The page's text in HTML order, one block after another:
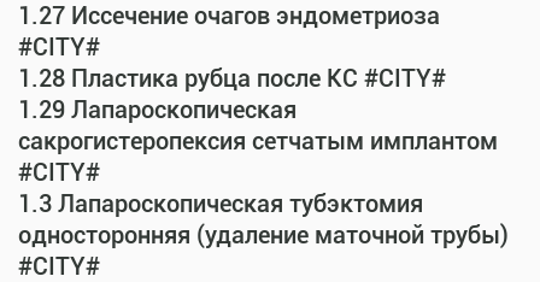
1.27 Иссечение очагов эндометриоза
#CITY#
1.28 Пластика рубца после КС #CITY#
1.29 Лапароскопическая
сакрогистеропексия сетчатым имплантом
#CITY#
1.3 Лапароскопическая тубэктомия
односторонняя (удаление маточной трубы)
#CITY#